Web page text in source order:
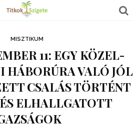
MISZTIKUM
11: EGY KÖZEL-
HÁBORÚRA VALÓ JÓL
CSALÁS TÖRTÉNT
ELHALLGATOTT